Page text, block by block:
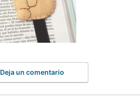
Deja un comentario